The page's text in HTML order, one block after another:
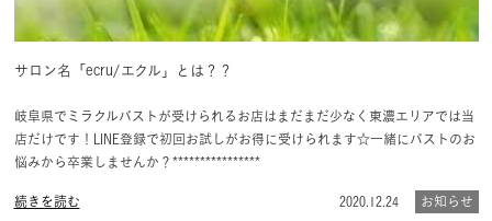
サロン名「ecru/エクル」とは？？
岐阜県でミラクルバストが受けられるお店はまだまだ少なく東濃エリアでは当
店だけです！LINE登録で初回お試しがお得に受けられます☆一緒にバストのお
悩みから卒業しませんか？****************
続きを読む 2020.12.24 お知らせ